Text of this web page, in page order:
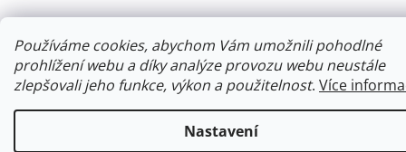
Používáme cookies, abychom Vám umožnili pohodlné
prohlížení webu a díky analýze provozu webu neustále
zlepšovali jeho funkce, výkon a použitelnost. Více
Nastavení